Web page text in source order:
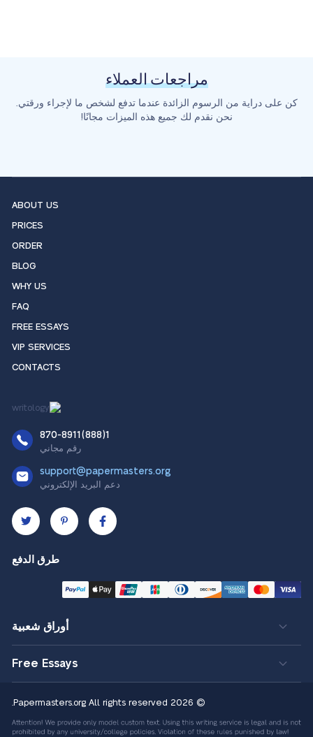
مراجعات العملاء
كن على دراية من الرسوم الزائدة عندما تدفع لشخص ما لإجراء ورقتي.
نحن نقدم لك جميع هذه الميزات مجانًا!
ABOUT US
PRICES
ORDER
BLOG
WHY US
FAQ
FREE ESSAYS
VIP SERVICES
CONTACTS
1(888)870-8911
رقم مجاني
support@papermasters.org
دعم البريد الإلكتروني
طرق الدفع
أوراق شعبية
Free Essays
© 2026 Papermasters.org
All rights reserved.